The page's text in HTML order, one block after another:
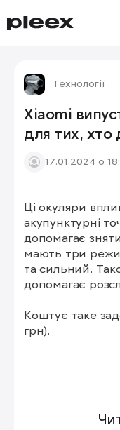
Технології
Xiaomi
для тих, хто
17.01.2024 о
Ці окуляри
акупунктурні
допомагає
мають три
та сильний.
допомагає
Коштує таке
грн).